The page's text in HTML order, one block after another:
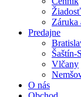
Záruka
Predajne
Šaštín-
Vlčany
O nás